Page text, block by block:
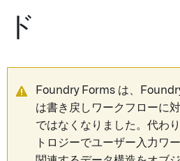
ド
Foundry Forms は、
は書き戻しワークフローに
ではなくなりました。代わ
トロジーでユーザー入力ワ